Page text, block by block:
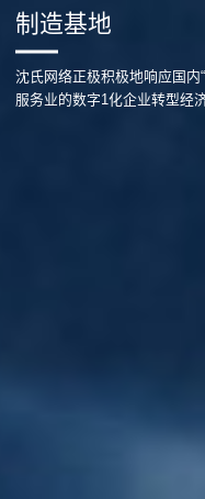
制造基地
沈氏网络正极积极地响应国内
服务业的数字1化企业转型经